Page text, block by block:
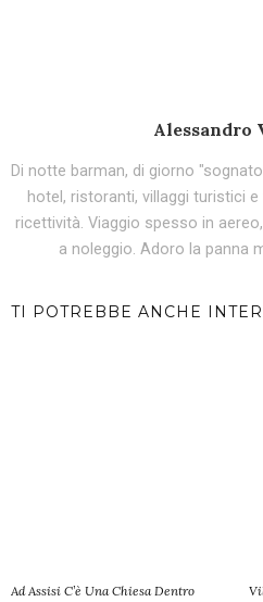
Alessandro
Di notte barman, di giorno
hotel, ristoranti, villaggi turistici
ricettività. Viaggio spesso in
a noleggio. Adoro la panna
TI POTREBBE ANCHE
Ad Assisi C’è Una Chiesa Dentro